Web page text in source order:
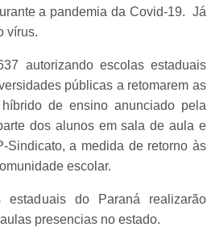
a pandemia da Covid-19. Já
vírus.
autorizando escolas estaduais
públicas a retomarem as
de ensino anunciado pela
dos alunos em sala de aula e
Sindicato, a medida de retorno às
escolar.
do Paraná realizarão
presencias no estado.